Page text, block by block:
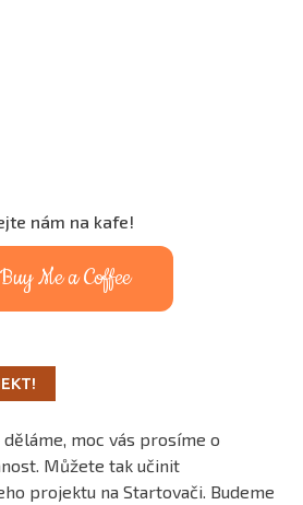
nám na kafe!
Buy Me a Coffee
moc vás prosíme o
Můžete tak učinit
projektu na Startovači. Budeme